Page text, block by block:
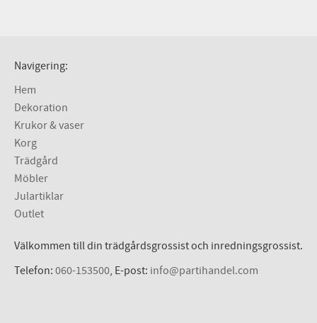
Navigering:
Hem
Dekoration
Krukor & vaser
Korg
Trädgård
Möbler
Julartiklar
Outlet
Välkommen till din trädgårdsgrossist och inredningsgrossist.
Telefon: 060-153500, E-post: info@partihandel.com